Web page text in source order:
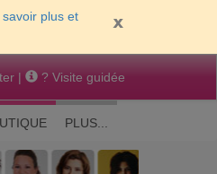
savoir plus et
| ? Visite guidée
PLUS...